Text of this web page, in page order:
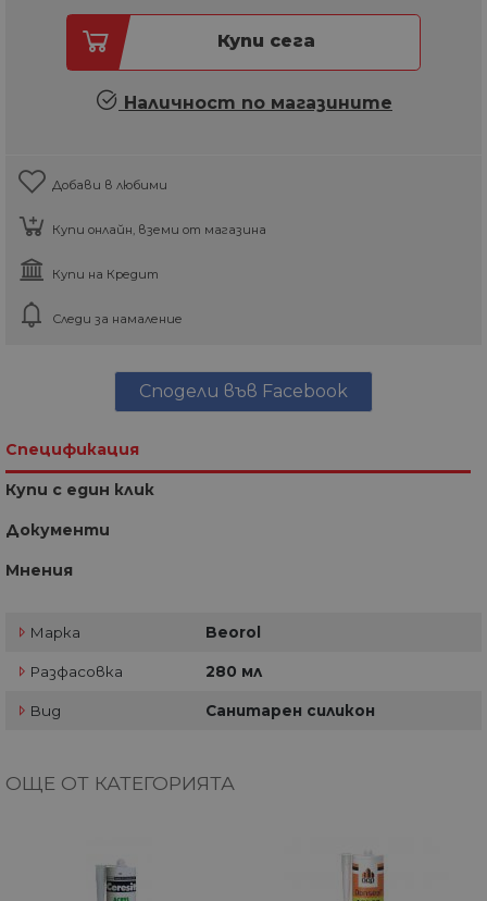
Купи сега
Наличност по магазините
Добави в любими
Купи онлайн, вземи от магазина
Купи на Кредит
Следи за намаление
Сподели във Facebook
Спецификация
Купи с един клик
Документи
Мнения
Марка Beorol
Разфасовка 280 мл
Вид Санитарен силикон
ОЩЕ ОТ КАТЕГОРИЯТА